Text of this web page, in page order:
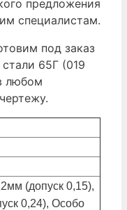
предложения
специалистам.
под заказ
65Г (019
любом
(допуск 0,15),
0,24), Особо